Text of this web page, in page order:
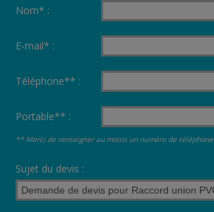
Nom* :
E-mail* :
Téléphone** :
Portable** :
** Merci de renseigner au moins un numéro de téléphone
Sujet du devis :